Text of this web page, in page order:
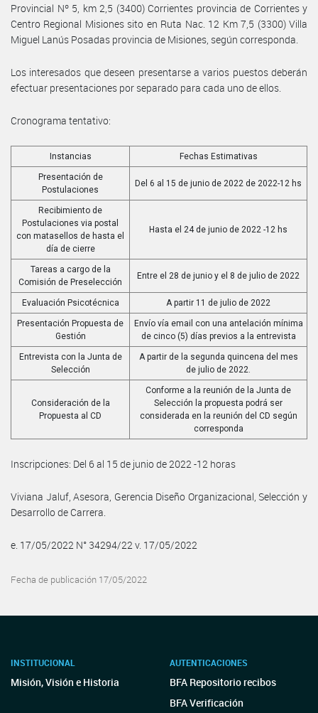
Provincial Nº 5, km 2,5 (3400) Corrientes provincia de Corrientes y
Centro Regional Misiones sito en Ruta Nac. 12 Km 7,5 (3300) Villa
Miguel Lanús Posadas provincia de Misiones, según corresponda.
Los interesados que deseen presentarse a varios puestos deberán
efectuar presentaciones por separado para cada uno de ellos.
Cronograma tentativo:
Instancias Fechas Estimativas
Presentación de
Postulaciones
Del 6 al 15 de junio de 2022 de 2022-12 hs
Recibimiento de
Postulaciones via postal
con matasellos de hasta el
día de cierre
Hasta el 24 de junio de 2022 -12 hs
Tareas a cargo de la
Comisión de Preselección
Entre el 28 de junio y el 8 de julio de 2022
Evaluación Psicotécnica A partir 11 de julio de 2022
Presentación Propuesta de
Gestión
Envío vía email con una antelación mínima
de cinco (5) días previos a la entrevista
Entrevista con la Junta de
Selección
A partir de la segunda quincena del mes
de julio de 2022.
Consideración de la
Propuesta al CD
Conforme a la reunión de la Junta de
Selección la propuesta podrá ser
considerada en la reunión del CD según
corresponda
Inscripciones: Del 6 al 15 de junio de 2022 -12 horas
Viviana Jaluf, Asesora, Gerencia Diseño Organizacional, Selección y
Desarrollo de Carrera.
e. 17/05/2022 N° 34294/22 v. 17/05/2022
Fecha de publicación 17/05/2022
INSTITUCIONAL
Misión, Visión e Historia
AUTENTICACIONES
BFA Repositorio recibos
BFA Verificación